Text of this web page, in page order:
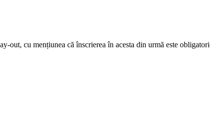
out, cu mențiunea că înscrierea în acesta din urmă este